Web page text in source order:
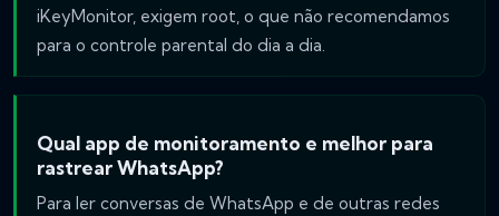
iKeyMonitor, exigem root, o que não recomendamos
para o controle parental do dia a dia.
Qual app de monitoramento e melhor para
rastrear WhatsApp?
Para ler conversas de WhatsApp e de outras redes